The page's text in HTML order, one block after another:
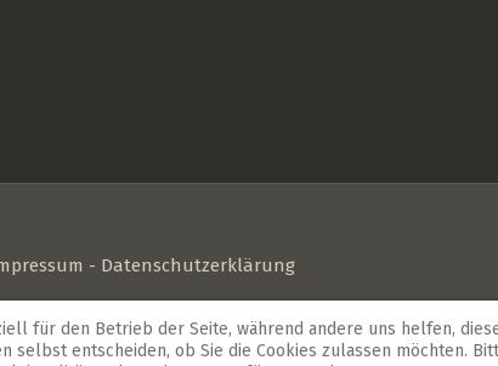
- Datenschutzerklärung
Freiburg im Breisgau sind, sind Sie bei uns genau
Meetings in unseren Tagungsräumen oder lassen Sie
für den Betrieb der Seite, während andere uns helfen,
selbst entscheiden, ob Sie die Cookies zulassen möchten.